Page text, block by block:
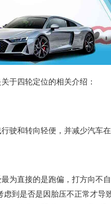
于四轮定位的相关介绍：
驶和转向轻便，并减少汽车
为直接的是跑偏，打方向不
到是否是因胎压不正常才导